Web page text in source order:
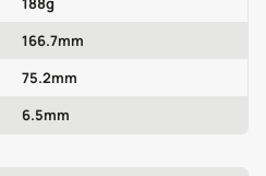
166.7mm
75.2mm
6.5mm